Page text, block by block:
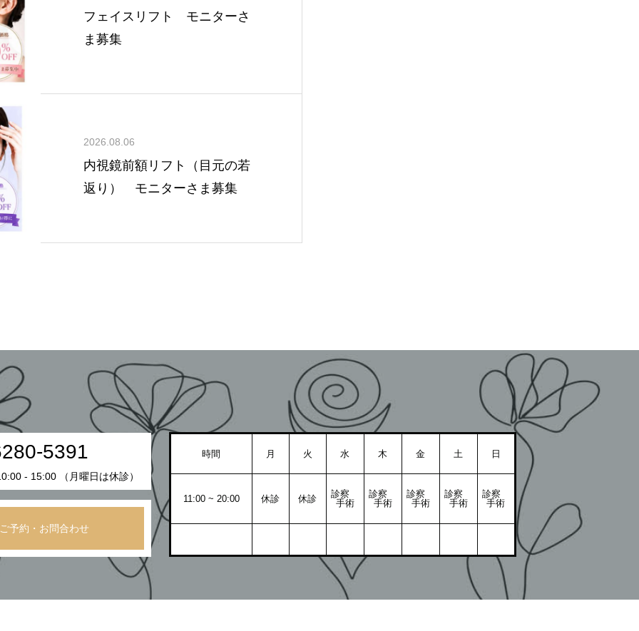
フェイスリフト モニターさ
ま募集
2026.08.06
内視鏡前額リフト（目元の若
返り） モニターさま募集
予約・お問合わせ
5391
- 15:00 （月曜日は休診）
時間 月 火 水 木 金 土 日
11:00 ~ 20:00 休診 休診
診察
手術
診察
手術
診察
手術
診察
手術
診察
手術